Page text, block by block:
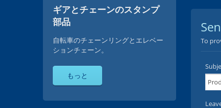
ギアとチェーンのスタンプ
部品
自転車のチェーンリングとエレベー
ションチェーン。
もっと